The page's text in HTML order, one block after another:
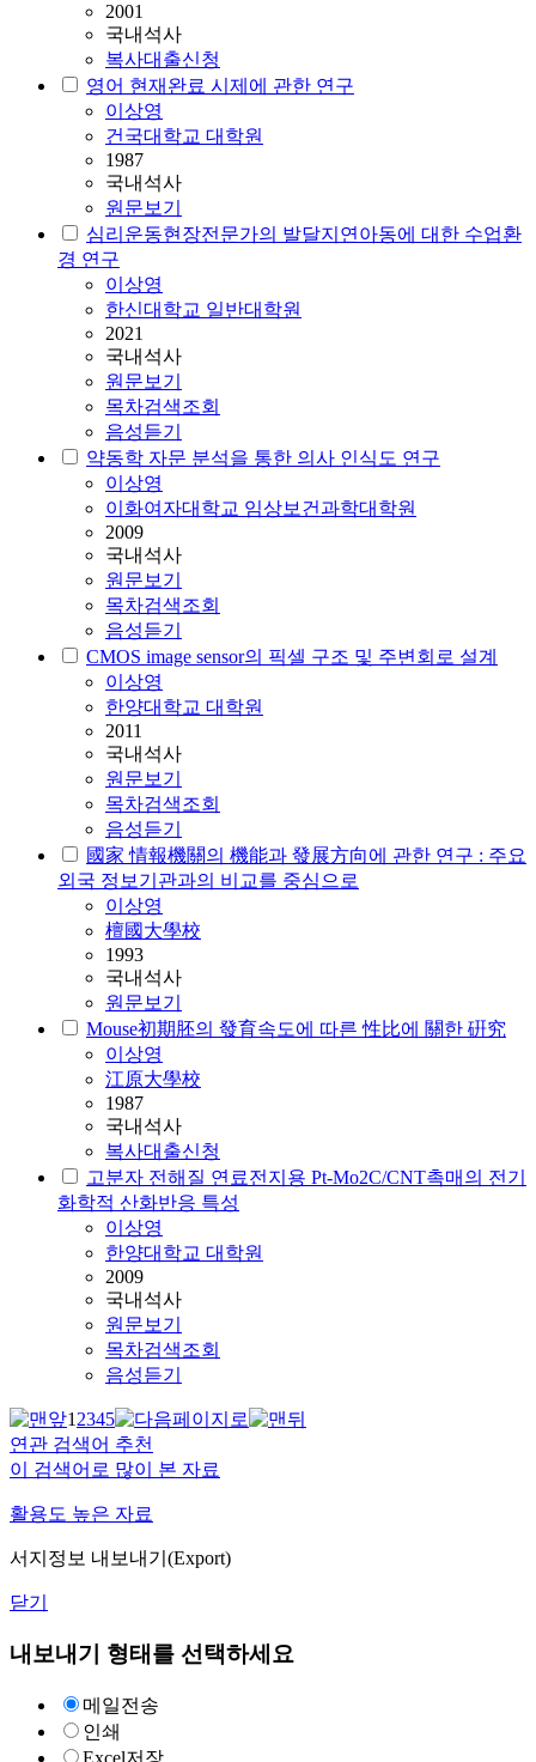
2001
국내석사
복사대출신청
영어 현재완료 시제에 관한 연구
이상영
건국대학교 대학원
1987
국내석사
원문보기
심리운동현장전문가의 발달지연아동에 대한 수업환
경 연구
이상영
한신대학교 일반대학원
2021
국내석사
원문보기
목차검색조회
음성듣기
약동학 자문 분석을 통한 의사 인식도 연구
이상영
이화여자대학교 임상보건과학대학원
2009
국내석사
원문보기
목차검색조회
음성듣기
CMOS image sensor의 픽셀 구조 및 주변회로 설계
이상영
한양대학교 대학원
2011
국내석사
원문보기
목차검색조회
음성듣기
國家 情報機關의 機能과 發展方向에 관한 연구 : 주요
외국 정보기관과의 비교를 중심으로
이상영
檀國大學校
1993
국내석사
원문보기
Mouse初期胚의 發育속도에 따른 性比에 關한 硏究
이상영
江原大學校
1987
국내석사
복사대출신청
고분자 전해질 연료전지용 Pt-Mo2C/CNT촉매의 전기
화학적 산화반응 특성
이상영
한양대학교 대학원
2009
국내석사
원문보기
목차검색조회
음성듣기
12345
연관 검색어 추천
이 검색어로 많이 본 자료
활용도 높은 자료
서지정보 내보내기(Export)
닫기
내보내기 형태를 선택하세요
메일전송
인쇄
Excel저장